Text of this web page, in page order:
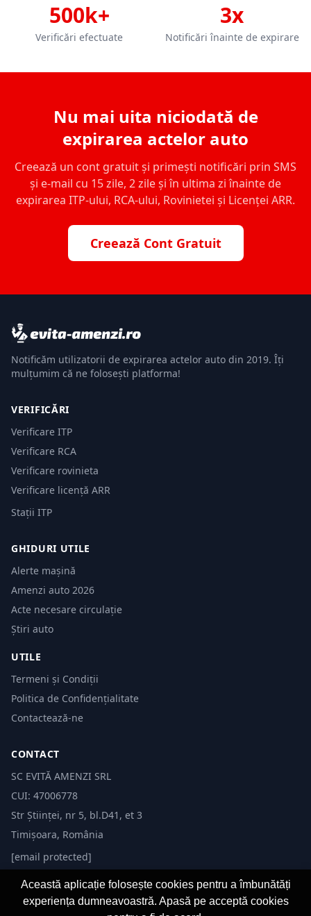
500k+
Verificări efectuate
3x
Notificări înainte de expirare
Nu mai uita niciodată de
expirarea actelor auto
Creează un cont gratuit și primești notificări prin SMS
și e-mail cu 15 zile, 2 zile și în ultima zi înainte de
expirarea ITP-ului, RCA-ului, Rovinietei și Licenței ARR.
Creează Cont Gratuit
Notificăm utilizatorii de expirarea actelor auto din 2019. Îți
mulțumim că ne folosești platforma!
VERIFICĂRI
Verificare ITP
Verificare RCA
Verificare rovinieta
Verificare licență ARR
Stații ITP
GHIDURI UTILE
Alerte mașină
Amenzi auto 2026
Acte necesare circulație
Știri auto
UTILE
Termeni și Condiții
Politica de Confidențialitate
Contactează-ne
CONTACT
SC EVITĂ AMENZI SRL
CUI: 47006778
Str Științei, nr 5, bl.D41, et 3
Timișoara, România
[email protected]
Această aplicație folosește cookies pentru a îmbunătăți
experiența dumneavoastră. Apasă pe acceptă cookies